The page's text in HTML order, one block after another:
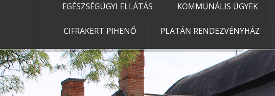
EGÉSZSÉGÜGYI ELLÁTÁS KOMMUNÁLIS ÜGYEK
CIFRAKERT PIHENŐ PLATÁN RENDEZVÉNYHÁZ